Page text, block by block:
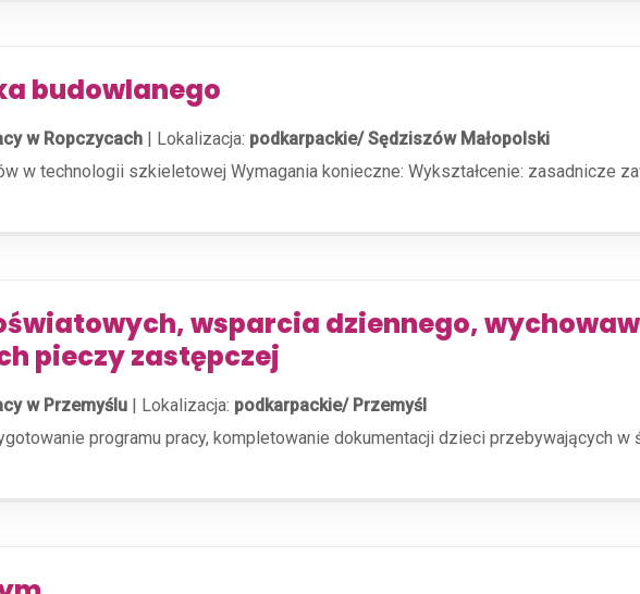
budowlanego
w Ropczycach | Lokalizacja: podkarpackie/ Sędziszów Małopolski
w technologii szkieletowej Wymagania konieczne: Wykształcenie: zasadnicze
wsparcia dziennego,
pieczy zastępczej
w Przemyślu | Lokalizacja: podkarpackie/ Przemyśl
programu pracy, kompletowanie dokumentacji dzieci przebywających w